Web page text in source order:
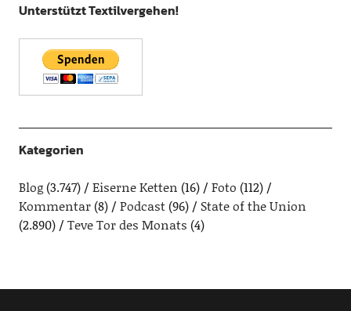
Unterstützt Textilvergehen!
Kategorien
Blog(3.747) Eiserne Ketten (16) Foto (112)
Kommentar(8) Podcast(96)
State of the Union
(2.890)
Teve Tor des Monats (4)